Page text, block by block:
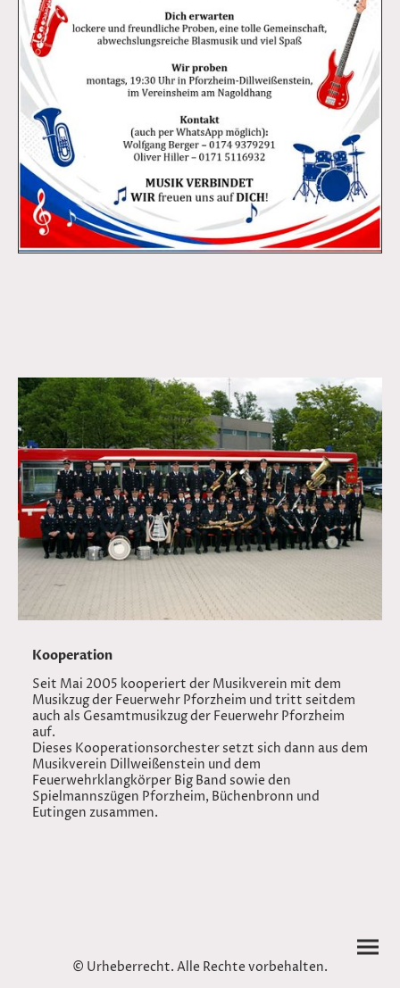
Kooperation
Seit Mai 2005 kooperiert der Musikverein mit dem
Musikzug der Feuerwehr Pforzheim und tritt seitdem
auch als Gesamtmusikzug der Feuerwehr Pforzheim
auf.
Dieses Kooperationsorchester setzt sich dann aus dem
Musikverein Dillweißenstein und dem
Feuerwehrklangkörper Big Band sowie den
Spielmannszügen Pforzheim, Büchenbronn und
Eutingen zusammen.
© Urheberrecht. Alle Rechte vorbehalten.